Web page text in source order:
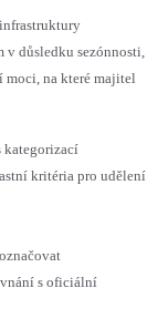
důsledku sezónnosti,
moci, na které majitel
kategorizací
kritéria pro udělení
s oficiální